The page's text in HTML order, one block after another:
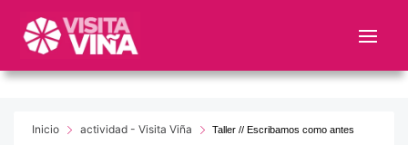
este
web
sistemaInicio actividad - Visita Viña Taller // Escribamos como antes